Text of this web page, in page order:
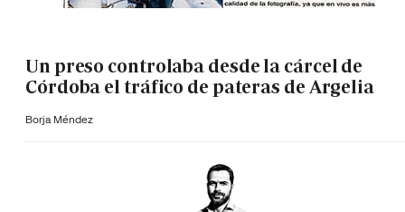
Un preso controlaba desde la cárcel de
Córdoba el tráfico de pateras de Argelia
Borja Méndez